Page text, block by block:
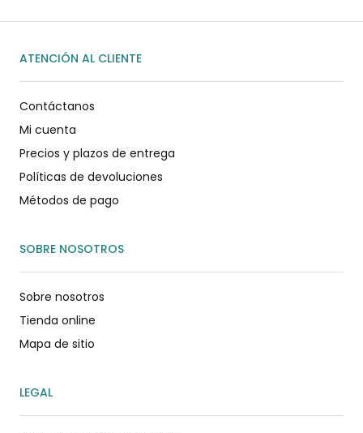
ATENCIÓN AL CLIENTE
Contáctanos
Mi cuenta
Precios y plazos de entrega
Políticas de devoluciones
Métodos de pago
SOBRE NOSOTROS
Sobre nosotros
Tienda online
Mapa de sitio
LEGAL